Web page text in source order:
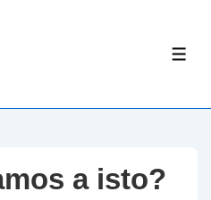
a isto?